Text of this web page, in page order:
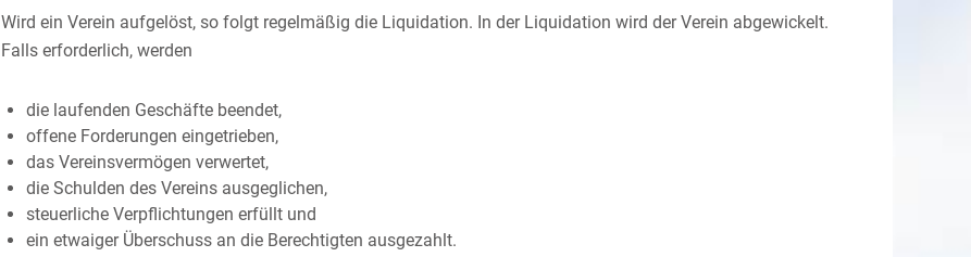
Wird ein Verein aufgelöst, so folgt regelmäßig die Liquidation. In der Liquidation wird der Verein abgewickelt.
Falls erforderlich, werden
die laufenden Geschäfte beendet,
offene Forderungen eingetrieben,
das Vereinsvermögen verwertet,
die Schulden des Vereins ausgeglichen,
steuerliche Verpflichtungen erfüllt und
ein etwaiger Überschuss an die Berechtigten ausgezahlt.